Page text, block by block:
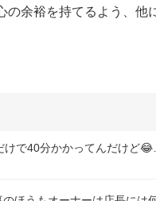
余裕を持てるよう、
で40分かかってんだけど